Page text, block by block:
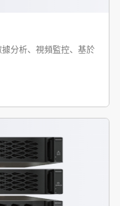
分析、視頻監控、基於